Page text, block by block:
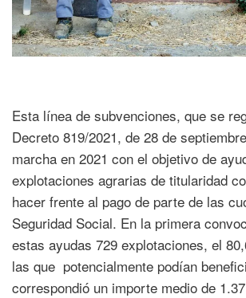
Esta línea de subvenciones, que se
Decreto 819/2021, de 28 de
marcha en 2021 con el objetivo de
explotaciones agrarias de titularidad
hacer frente al pago de parte de las
Seguridad Social. En la primera
estas ayudas 729 explotaciones, el
las que potencialmente podían
correspondió un importe medio de